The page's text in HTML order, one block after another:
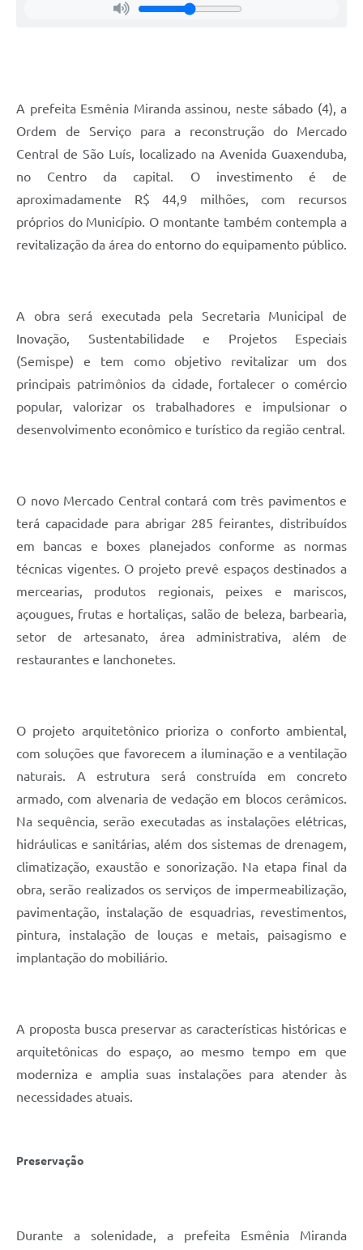
A prefeita Esmênia Miranda assinou, neste sábado (4), a
Ordem de Serviço para a reconstrução do Mercado
Central de São Luís, localizado na Avenida Guaxenduba,
no Centro da capital. O investimento é de
aproximadamente R$ 44,9 milhões, com recursos
próprios do Município. O montante também contempla a
revitalização da área do entorno do equipamento público.
A obra será executada pela Secretaria Municipal de
Inovação, Sustentabilidade e Projetos Especiais
(Semispe) e tem como objetivo revitalizar um dos
principais patrimônios da cidade, fortalecer o comércio
popular, valorizar os trabalhadores e impulsionar o
desenvolvimento econômico e turístico da região central.
O novo Mercado Central contará com três pavimentos e
terá capacidade para abrigar 285 feirantes, distribuídos
em bancas e boxes planejados conforme as normas
técnicas vigentes. O projeto prevê espaços destinados a
mercearias, produtos regionais, peixes e mariscos,
açougues, frutas e hortaliças, salão de beleza, barbearia,
setor de artesanato, área administrativa, além de
restaurantes e lanchonetes.
O projeto arquitetônico prioriza o conforto ambiental,
com soluções que favorecem a iluminação e a ventilação
naturais. A estrutura será construída em concreto
armado, com alvenaria de vedação em blocos cerâmicos.
Na sequência, serão executadas as instalações elétricas,
hidráulicas e sanitárias, além dos sistemas de drenagem,
climatização, exaustão e sonorização. Na etapa final da
obra, serão realizados os serviços de impermeabilização,
pavimentação, instalação de esquadrias, revestimentos,
pintura, instalação de louças e metais, paisagismo e
implantação do mobiliário.
A proposta busca preservar as características históricas e
arquitetônicas do espaço, ao mesmo tempo em que
moderniza e amplia suas instalações para atender às
necessidades atuais.
Preservação
Durante a solenidade, a prefeita Esmênia Miranda